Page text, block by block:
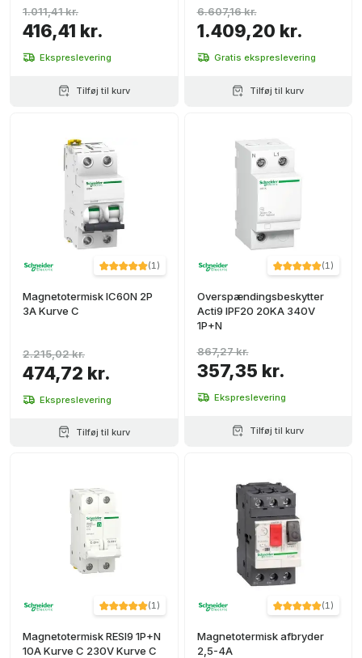
416,41 kr.
1.011,41 kr.
Ekspreslevering
Tilføj til kurv
1.409,20 kr.
6.607,16 kr.
Gratis ekspreslevering
Tilføj til kurv
(1)
Magnetotermisk IC60N 2P
3A Kurve C
474,72 kr.
2.215,02 kr.
Ekspreslevering
Tilføj til kurv
(1)
Overspændingsbeskytter
Acti9 IPF20 20KA 340V
1P+N
357,35 kr.
867,27 kr.
Ekspreslevering
Tilføj til kurv
(1)
Magnetotermisk RESI9 1P+N
10A Kurve C 230V Kurve C
(1)
Magnetotermisk afbryder
2,5-4A